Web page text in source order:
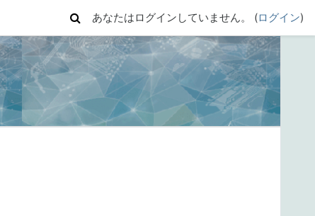
あなたはログインしていません。 (ログイン)